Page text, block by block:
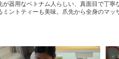
器用なベトナム人らしい、真面目で丁寧
ントティーも美味。爪先から全身のマッ